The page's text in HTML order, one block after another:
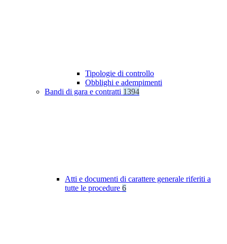
Tipologie di controllo
Obblighi e adempimenti
Bandi di gara e contratti 1394
Atti e documenti di carattere generale riferiti a
tutte le procedure 6